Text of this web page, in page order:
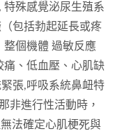
特殊感覺泌尿生殖系
包括勃起延長或疼
整個機體 過敏反應
痛、低血壓、心肌缺
張,呼吸系統鼻衄特
非進行性活動時，
法確定心肌梗死與